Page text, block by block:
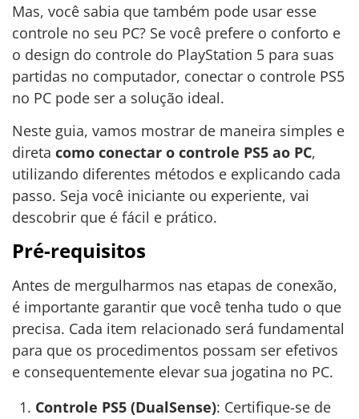
Mas, você sabia que também pode usar esse
controle no seu PC? Se você prefere o conforto e
o design do controle do PlayStation 5 para suas
partidas no computador, conectar o controle PS5
no PC pode ser a solução ideal.
Neste guia, vamos mostrar de maneira simples e
direta como conectar o controle PS5 ao PC,
utilizando diferentes métodos e explicando cada
passo. Seja você iniciante ou experiente, vai
descobrir que é fácil e prático.
Pré-requisitos
Antes de mergulharmos nas etapas de conexão,
é importante garantir que você tenha tudo o que
precisa. Cada item relacionado será fundamental
para que os procedimentos possam ser efetivos
e consequentemente elevar sua jogatina no PC.
Controle PS5 (DualSense): Certifique-se de